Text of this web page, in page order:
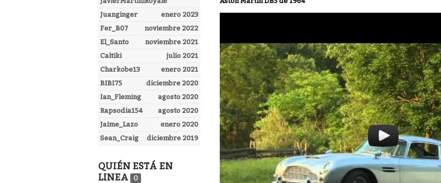
enero 2023
Juanginger
noviembre 2022
Fer_B07
noviembre 2021
El_Santo
julio 2021
Caltiki
enero 2021
Charkobe13
diciembre 2020
BIBI75
agosto 2020
Ian_Fleming
agosto 2020
Rapsodia154
enero 2020
Jaime_Lazo
diciembre 2019
Sean_Craig
QUIÉN ESTÁ EN
LINEA
0